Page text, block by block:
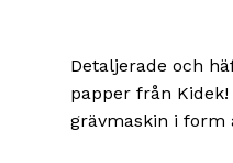
Detaljerade och
papper från Kidek!
grävmaskin i form